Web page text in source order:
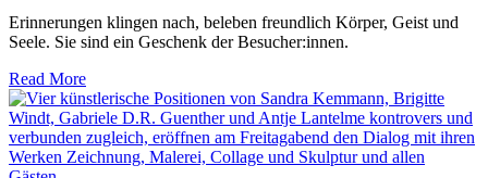
Erinnerungen klingen nach, beleben freundlich Körper, Geist und
Seele. Sie sind ein Geschenk der Besucher:innen.
Read More